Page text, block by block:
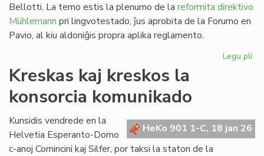
Bellotti. La temo estis la plenumo de la reformita direktivo
Mühlemann pri lingvotestado, ĵus aprobita de la Forumo en
Pavio, al kiu aldoniĝis propra aplika reglamento.
Legu pli
Kreskas kaj kreskos la
konsorcia komunikado
HeKo 901 1-C, 18 jan 26
Kunsidis vendrede en la
Helvetia Esperanto-Domo
c-anoj Comincini kaj Silfer, por taksi la staton de la